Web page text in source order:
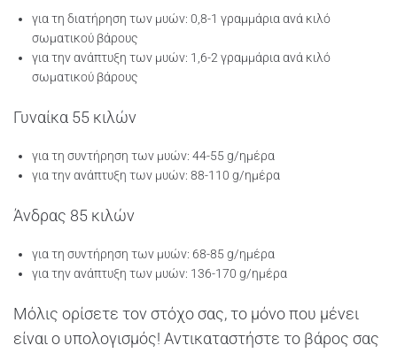
για τη διατήρηση των μυών: 0,8-1 γραμμάρια ανά κιλό
σωματικού βάρους
για την ανάπτυξη των μυών: 1,6-2 γραμμάρια ανά κιλό
σωματικού βάρους
Γυναίκα 55 κιλών
για τη συντήρηση των μυών: 44-55 g/ημέρα
για την ανάπτυξη των μυών: 88-110 g/ημέρα
Άνδρας 85 κιλών
για τη συντήρηση των μυών: 68-85 g/ημέρα
για την ανάπτυξη των μυών: 136-170 g/ημέρα
Μόλις ορίσετε τον στόχο σας, το μόνο που μένει
είναι ο υπολογισμός! Αντικαταστήστε το βάρος σας